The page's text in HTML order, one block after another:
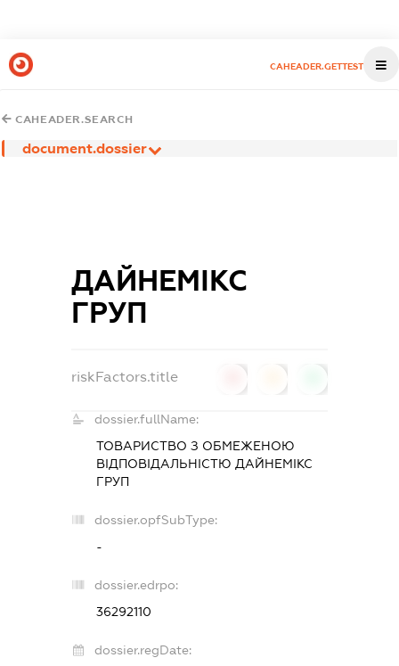
CAHEADER.GETTEST
CAHEADER.SEARCH
document.dossier
ДАЙНЕМІКС
ГРУП
riskFactors.title
dossier.fullName:
ТОВАРИСТВО З ОБМЕЖЕНОЮ
ВІДПОВІДАЛЬНІСТЮ ДАЙНЕМІКС
ГРУП
dossier.opfSubType:
-
dossier.edrpo:
36292110
dossier.regDate: